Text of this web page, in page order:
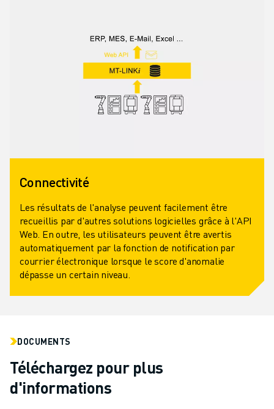
Connectivité
Les résultats de l'analyse peuvent facilement être
recueillis par d'autres solutions logicielles grâce à l'API
Web. En outre, les utilisateurs peuvent être avertis
automatiquement par la fonction de notification par
courrier électronique lorsque le score d'anomalie
dépasse un certain niveau.
DOCUMENTS
Téléchargez pour plus
d'informations